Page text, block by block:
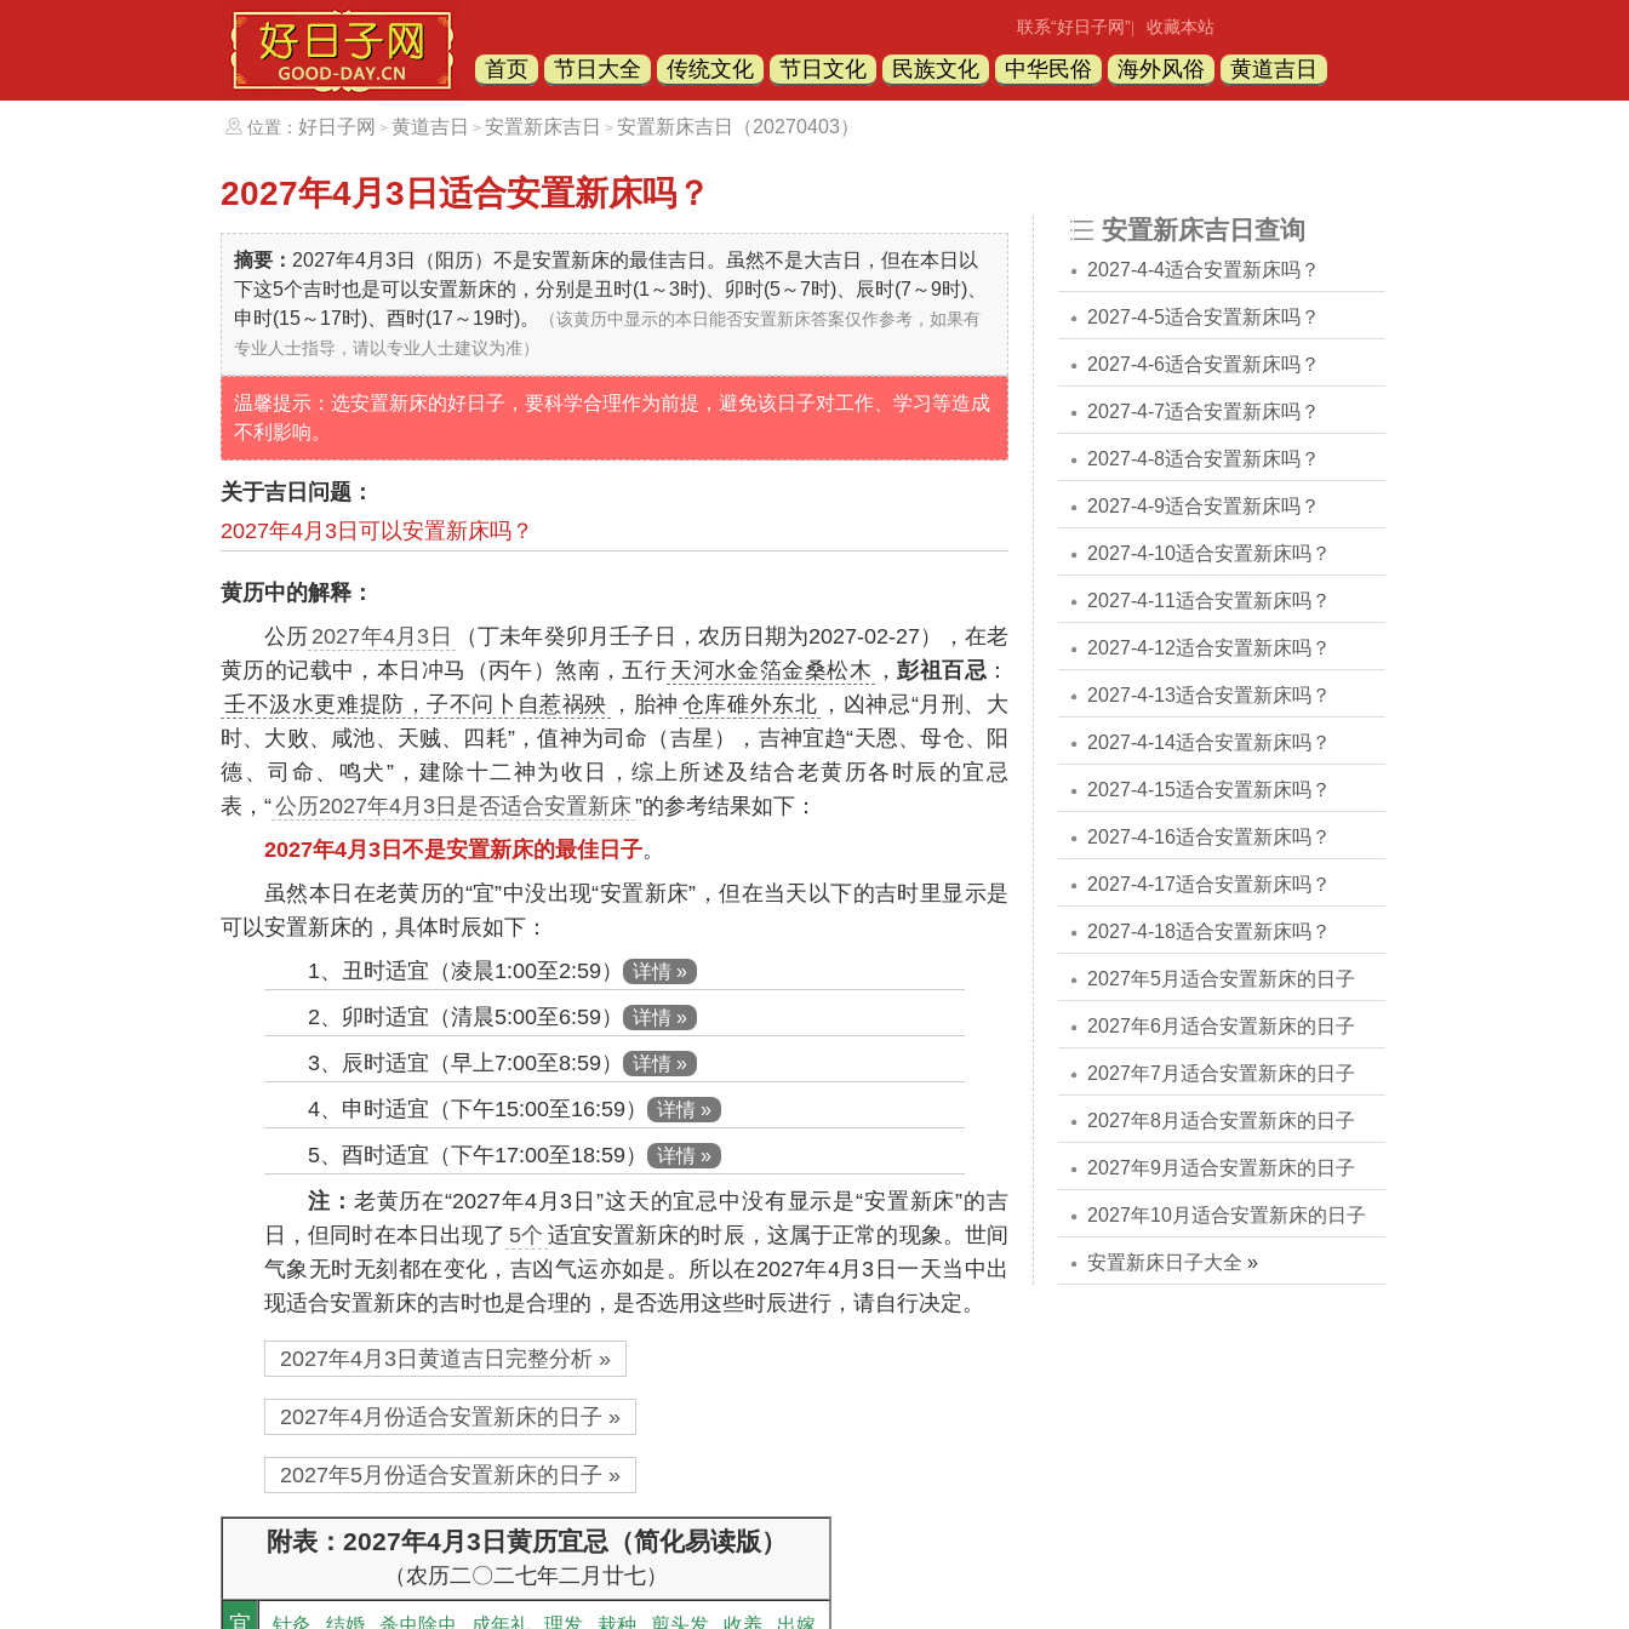
联系“好日子网” 收藏本站
首页 节日大全 传统文化 节日文化 民族文化 中华民俗 海外风俗 黄道吉日
位置： 好日子网 > 黄道吉日 > 安置新床吉日 > 安置新床吉日（20270403）
2027年4月3日 适合安置新床吗？
摘要： 2027年4月3日（阳历）不是安置新床的最佳吉日。虽然不是大吉日，但在本日以
下这5个吉时也是可以安置新床的，分别是丑时(1～3时)、卯时(5～7时)、辰时(7～9时)、
申时(15～17时)、酉时(17～19时)。
（该黄历中显示的本日能否安置新床答案仅作参考，如果有
专业人士指导，请以专业人士建议为准）
温馨提示：选安置新床的好日子，要科学合理作为前提，避免该日子对工作、学习等造成
不利影响。
关于吉日问题：
2027年4月3日可以安置新床吗？
黄历中的解释：
公历 2027年4月3日
（丁未年癸卯月壬子日，农历日期为2027-02-27），在老
黄历的记载中，本日冲马（丙午）煞南，五行 天河水金箔金桑松木 ，彭祖百忌 ：
壬不汲水更难提防，子不问卜自惹祸殃 ，胎神 仓库碓外东北 ，凶神忌“月刑、大
时、大败、咸池、天贼、四耗”，值神为司命（吉星），吉神宜趋“天恩、母仓、阳
德、司命、鸣犬”，建除十二神为收日，综上所述及结合老黄历各时辰的宜忌
表，“公历2027年4月3日是否适合安置新床 ”的参考结果如下：
2027年4月3日不是安置新床的最佳日子。
虽然本日在老黄历的“宜”中没出现“安置新床”，但在当天以下的吉时里显示是
可以安置新床的，具体时辰如下：
1、丑时适宜（凌晨1:00至2:59）
详情 »
2、卯时适宜（清晨5:00至6:59） 详情 »
3、辰时适宜（早上7:00至8:59） 详情 »
4、申时适宜（下午15:00至16:59） 详情 »
5、酉时适宜（下午17:00至18:59） 详情 »
注： 老黄历在“2027年4月3日”这天的宜忌中没有显示是“安置新床”的吉
日，但同时在本日出现了 5个 适宜安置新床的时辰，这属于正常的现象。世间
气象无时无刻都在变化，吉凶气运亦如是。所以在2027年4月3日一天当中出
现适合安置新床的吉时也是合理的，是否选用这些时辰进行，请自行决定。
2027年4月3日黄道吉日完整分析 »
2027年4月份适合安置新床的日子 »
2027年5月份适合安置新床的日子 »
附表：2027年4月3日黄历宜忌（简化易读版）
（农历二〇二七年二月廿七）
宜
针灸 结婚 杀虫除虫 成年礼 理发 栽种 剪头发 收养 出嫁
安置新床吉日查询
2027-4-4适合安置新床吗？
2027-4-5适合安置新床吗？
2027-4-6适合安置新床吗？
2027-4-7适合安置新床吗？
2027-4-8适合安置新床吗？
2027-4-9适合安置新床吗？
2027-4-10适合安置新床吗？
2027-4-11适合安置新床吗？
2027-4-12适合安置新床吗？
2027-4-13适合安置新床吗？
2027-4-14适合安置新床吗？
2027-4-15适合安置新床吗？
2027-4-16适合安置新床吗？
2027-4-17适合安置新床吗？
2027-4-18适合安置新床吗？
2027年5月适合安置新床的日子
2027年6月适合安置新床的日子
2027年7月适合安置新床的日子
2027年8月适合安置新床的日子
2027年9月适合安置新床的日子
2027年10月适合安置新床的日子
安置新床日子大全 »